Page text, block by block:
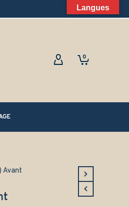
0
Avant
Langues